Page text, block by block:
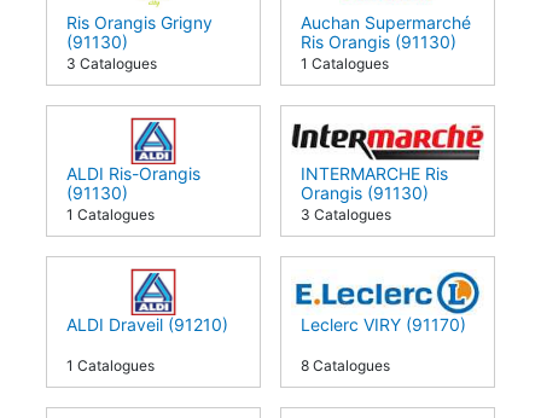
Ris Orangis Grigny
(91130)
3 Catalogues
Auchan Supermarché
Ris Orangis (91130)
1 Catalogues
ALDI Ris-Orangis
(91130)
1 Catalogues
INTERMARCHE Ris
Orangis (91130)
3 Catalogues
ALDI Draveil (91210)
1 Catalogues
Leclerc VIRY (91170)
8 Catalogues